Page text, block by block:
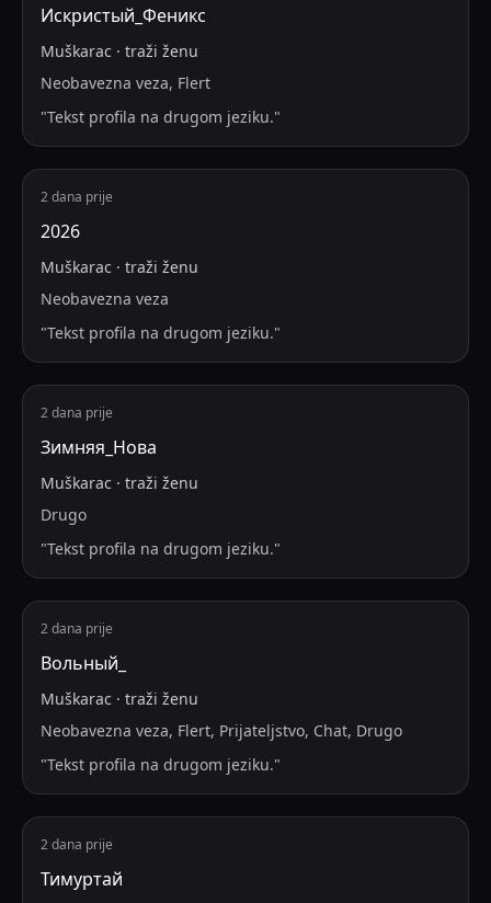
Искристый_Феникс
Muškarac · traži ženu
Neobavezna veza, Flert
"Tekst profila na drugom jeziku."
2 dana prije
2026
Muškarac · traži ženu
Neobavezna veza
"Tekst profila na drugom jeziku."
2 dana prije
Зимняя_Нова
Muškarac · traži ženu
Drugo
"Tekst profila na drugom jeziku."
2 dana prije
Вольный_
Muškarac · traži ženu
Neobavezna veza, Flert, Prijateljstvo, Chat, Drugo
"Tekst profila na drugom jeziku."
2 dana prije
Тимуртай